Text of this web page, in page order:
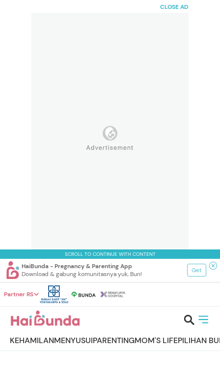
CLOSE AD
SCROLL TO CONTINUE WITH CONTENT
HaiBunda - Pregnancy & Parenting App
Download & gabung komunitasnya yuk, Bun!
Get
Partner RS
KEHAMILANMENYUSUIPARENTINGMOM'S LIFEPILIHAN